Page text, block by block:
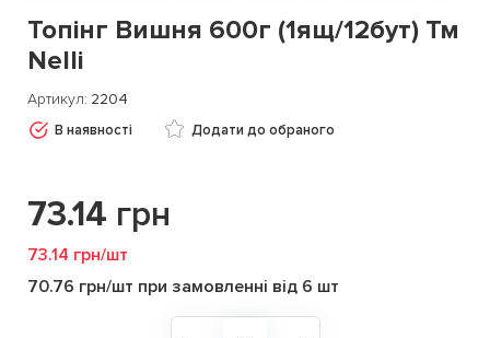
Топінг Вишня 600г (1ящ/12бут) Тм
Nelli
Артикул 2204
В наявності Додати до обраного
73.14 грн
73.14 грн/шт
70.76 грн/шт при замовленні від 6 шт